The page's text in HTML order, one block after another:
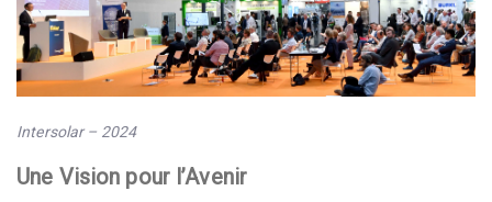
Intersolar – 2024
Une Vision pour l’Avenir